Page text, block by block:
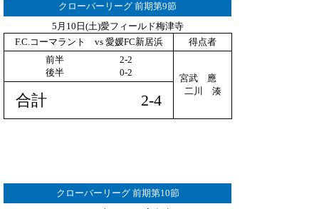
クローバーリーグ 前期第9節
5月10日(土)愛フィールド梅津寺
F.C.コーマラント vs 愛媛FC新居浜
得点者
前半 2-2
後半 0-2
宮武 應
二川 湊
合計 2-4
クローバーリーグ 前期第10節